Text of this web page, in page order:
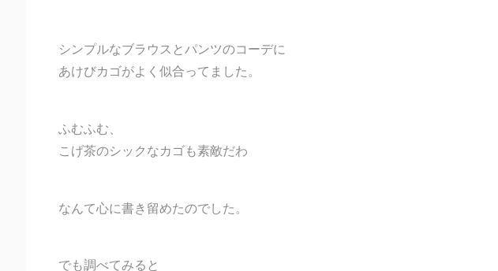
シンプルなブラウスとパンツのコーデに
あけびカゴがよく似合ってました。
ふむふむ、
こげ茶のシックなカゴも素敵だわ
なんて心に書き留めたのでした。
でも調べてみると